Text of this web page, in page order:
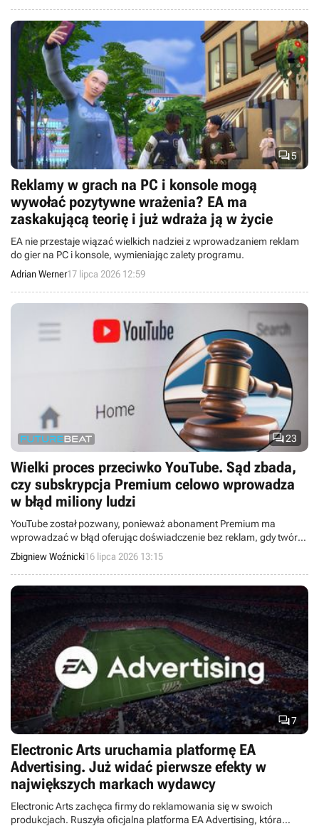
5
Reklamy w grach na PC i konsole mogą
wywołać pozytywne wrażenia? EA ma
zaskakującą teorię i już wdraża ją w życie
EA nie przestaje wiązać wielkich nadziei z wprowadzaniem reklam
do gier na PC i konsole, wymieniając zalety programu.
Adrian Werner17 lipca 2026 12:59
23
Wielki proces przeciwko YouTube. Sąd zbada,
czy subskrypcja Premium celowo wprowadza
w błąd miliony ludzi
YouTube został pozwany, ponieważ abonament Premium ma
wprowadzać w błąd oferując doświadczenie bez reklam, gdy twórcy
wplatają sponsorowane segmenty do filmów.
Zbigniew Woźnicki16 lipca 2026 13:15
7
Electronic Arts uruchamia platformę EA
Advertising. Już widać pierwsze efekty w
największych markach wydawcy
Electronic Arts zachęca firmy do reklamowania się w swoich
produkcjach. Ruszyła oficjalna platforma EA Advertising, która